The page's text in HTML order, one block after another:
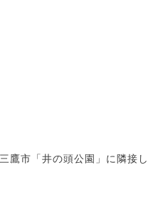
鷹市「井の頭公園」に隣接